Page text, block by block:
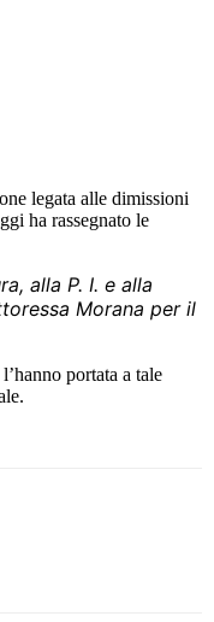
legata alle dimissioni
ha rassegnato le
alla P. I. e alla
Morana per il
portata a tale